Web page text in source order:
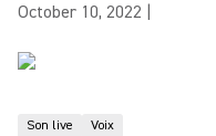
October 10, 2022
Son live Voix